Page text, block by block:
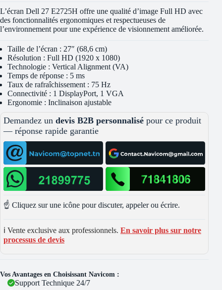
L’écran Dell 27 E2725H offre une qualité d’image Full HD avec
des fonctionnalités ergonomiques et respectueuses de
l’environnement pour une expérience de visionnement améliorée.
Taille de l’écran : 27″ (68,6 cm)
Résolution : Full HD (1920 x 1080)
Technologie : Vertical Alignment (VA)
Temps de réponse : 5 ms
Taux de rafraîchissement : 75 Hz
Connectivité : 1 DisplayPort, 1 VGA
Ergonomie : Inclinaison ajustable
Demandez un devis B2B personnalisé pour ce produit
— réponse rapide garantie
☝️ Cliquez sur une icône pour discuter, appeler ou écrire.
ℹ️ Vente exclusive aux professionnels. En savoir plus sur notre
processus de devis
Vos Avantages en Choisissant Navicom :
Support Technique 24/7